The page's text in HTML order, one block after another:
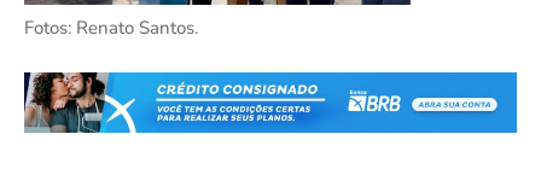
Fotos: Renato Santos.